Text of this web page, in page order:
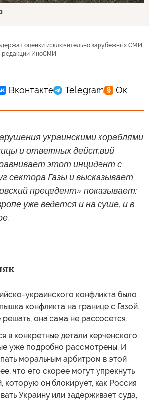
оценки исключительно зарубежных СМИ
редакции ИноСМИ
украинскими кораблями
и ответных действий
этот инцидент с
сектора Газы и высказывает
прецедент» показывает:
уже ведется и на суше, и в
украинского конфликта было
конфликта на границе с Газой.
она сама не рассосется.
в конкретные детали керченского
уже подробно рассмотрены. И
моральным арбитром в этой
что его скорее могут упрекнуть
которую он блокирует, как Россия
Украину или задерживает суда,